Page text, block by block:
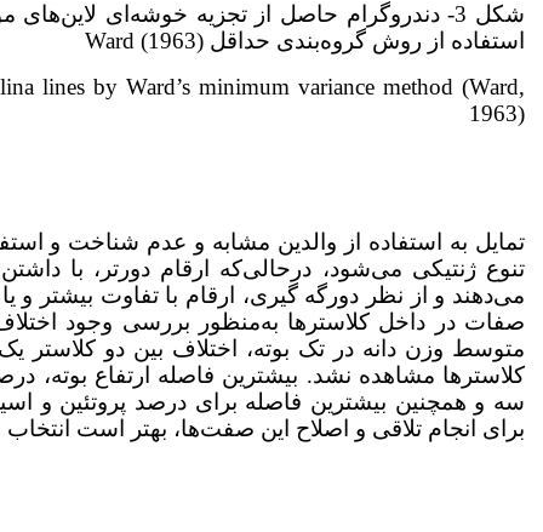
شکل 3- دندروگرام حاصل از تجزیه خوشه‌ای
استفاده از روش گروه‌بندی حداقل Ward (1963)
lines by Ward’s minimum variance method (Ward,
1963)
تمایل به استفاده از والدین مشابه و عدم شناخت و
تنوع ژنتیکی می‌شود، درحالی‌که ارقام دورتر، با
می‌دهند و از نظر دورگه گیری، ارقام با تفاوت بیشتر و
متوسط وزن دانه در تک بوته، اختلاف بین دو کلاستر
کلاسترها مشاهده نشد. بیشترین فاصله ارتفاع بوته،
سه و همچنین بیشترین فاصله برای درصد پروتئین و
برای انجام تلاقی و اصلاح این صفت‌ها، بهتر است انتخاب